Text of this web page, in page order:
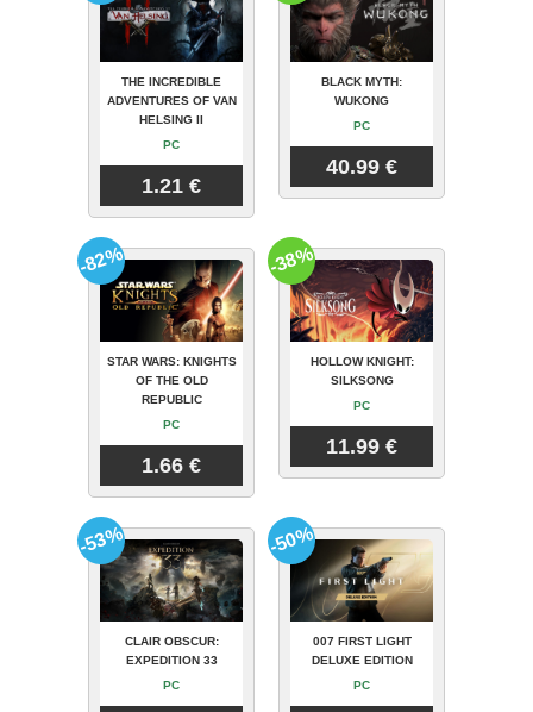
THE INCREDIBLE
ADVENTURES OF VAN
HELSING II
PC
1.21 €
BLACK MYTH:
WUKONG
PC
40.99 €
STAR WARS: KNIGHTS
OF THE OLD
REPUBLIC
PC
1.66 €
-82%
HOLLOW KNIGHT:
SILKSONG
PC
11.99 €
-38%
CLAIR OBSCUR:
EXPEDITION 33
PC
-53%
007 FIRST LIGHT
DELUXE EDITION
PC
-50%